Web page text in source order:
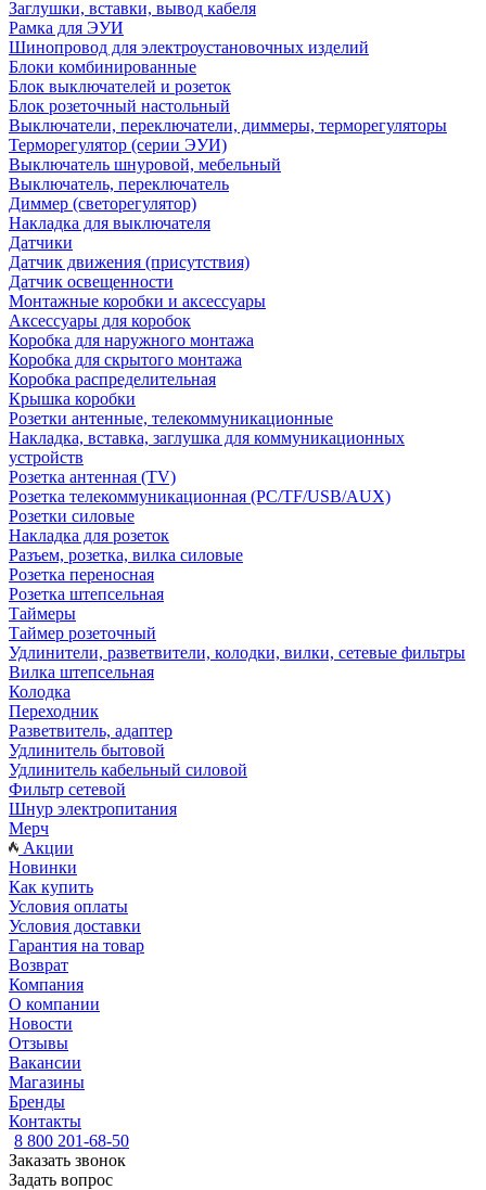
Заглушки, вставки, вывод кабеля
Рамка для ЭУИ
Шинопровод для электроустановочных изделий
Блоки комбинированные
Блок выключателей и розеток
Блок розеточный настольный
Выключатели, переключатели, диммеры, терморегуляторы
Терморегулятор (серии ЭУИ)
Выключатель шнуровой, мебельный
Выключатель, переключатель
Диммер (светорегулятор)
Накладка для выключателя
Датчики
Датчик движения (присутствия)
Датчик освещенности
Монтажные коробки и аксессуары
Аксессуары для коробок
Коробка для наружного монтажа
Коробка для скрытого монтажа
Коробка распределительная
Крышка коробки
Розетки антенные, телекоммуникационные
Накладка, вставка, заглушка для коммуникационных
устройств
Розетка антенная (TV)
Розетка телекоммуникационная (PC/TF/USB/AUX)
Розетки силовые
Накладка для розеток
Разъем, розетка, вилка силовые
Розетка переносная
Розетка штепсельная
Таймеры
Таймер розеточный
Удлинители, разветвители, колодки, вилки, сетевые фильтры
Вилка штепсельная
Колодка
Переходник
Разветвитель, адаптер
Удлинитель бытовой
Удлинитель кабельный силовой
Фильтр сетевой
Шнур электропитания
Мерч
Акции
Новинки
Как купить
Условия оплаты
Условия доставки
Гарантия на товар
Возврат
Компания
О компании
Новости
Отзывы
Вакансии
Магазины
Бренды
Контакты
8 800 201-68-50
Заказать звонок
Задать вопрос